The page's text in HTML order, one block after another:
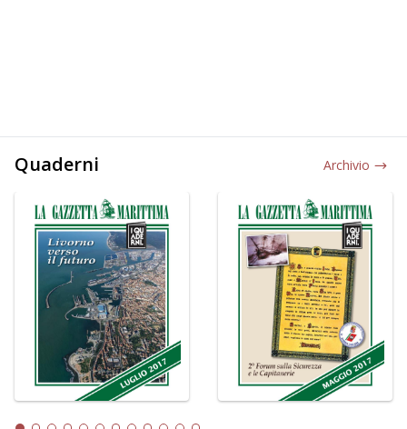
Quaderni Archivio